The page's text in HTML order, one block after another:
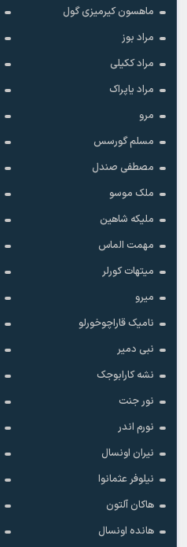
ماهسون کیرمیزی گول
مراد بوز
مراد ککیلی
مراد یاپراک
مرو
مسلم گورسس
مصطفی صندل
ملک موسو
ملیکه شاهین
مهمت الماس
میتهات کورلر
میرو
نامیک قاراچوخورلو
نبی دمیر
نشه کارابوجک
نور جنت
نورم اندر
نیران اونسال
نیلوفر عثمانوا
هاکان آلتون
هانده اونسال